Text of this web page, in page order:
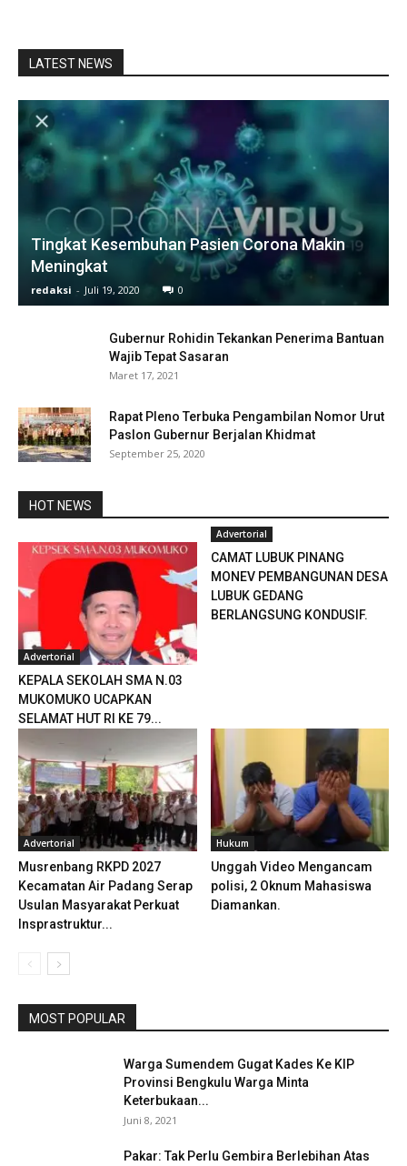
LATEST NEWS
Tingkat Kesembuhan Pasien Corona Makin
Meningkat
redaksi - Juli 19, 2020 0
Gubernur Rohidin Tekankan Penerima Bantuan
Wajib Tepat Sasaran
Maret 17, 2021
Rapat Pleno Terbuka Pengambilan Nomor Urut
Paslon Gubernur Berjalan Khidmat
September 25, 2020
HOT NEWS
Advertorial
KEPALA SEKOLAH SMA N.03
MUKOMUKO UCAPKAN
SELAMAT HUT RI KE 79...
Advertorial
CAMAT LUBUK PINANG
MONEV PEMBANGUNAN DESA
LUBUK GEDANG
BERLANGSUNG KONDUSIF.
Advertorial
Musrenbang RKPD 2027
Kecamatan Air Padang Serap
Usulan Masyarakat Perkuat
Insprastruktur...
Hukum
Unggah Video Mengancam
polisi, 2 Oknum Mahasiswa
Diamankan.
MOST POPULAR
Warga Sumendem Gugat Kades Ke KIP
Provinsi Bengkulu Warga Minta
Keterbukaan...
Juni 8, 2021
Pakar: Tak Perlu Gembira Berlebihan Atas